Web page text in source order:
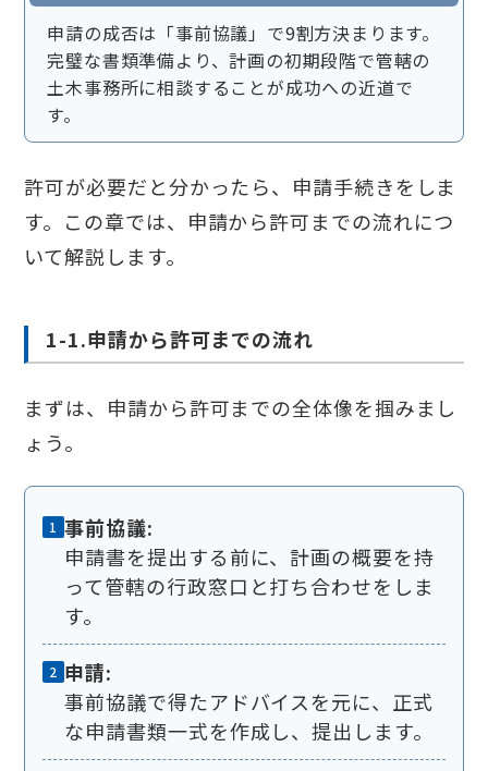
申請の成否は「事前協議」で9割方決まります。
完璧な書類準備より、計画の初期段階で管轄の
土木事務所に相談することが成功への近道で
す。
許可が必要だと分かったら、申請手続きをしま
す。この章では、申請から許可までの流れにつ
いて解説します。
1-1.申請から許可までの流れ
まずは、申請から許可までの全体像を掴みまし
ょう。
事前協議:
申請書を提出する前に、計画の概要を持
って管轄の行政窓口と打ち合わせをしま
す。
申請:
事前協議で得たアドバイスを元に、正式
な申請書類一式を作成し、提出します。